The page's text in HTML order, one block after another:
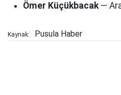
Ömer Küçükbacak—
Kaynak: Pusula Haber